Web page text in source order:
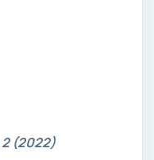
(2022)